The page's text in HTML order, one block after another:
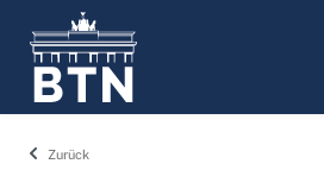
springen
Zurück